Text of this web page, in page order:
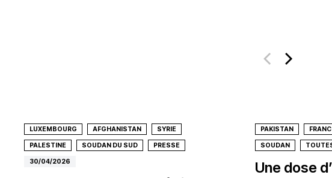
LUXEMBOURG AFGHANISTAN SYRIE
PALESTINE SOUDAN DU SUD PRESSE
30/04/2026
PAKISTAN
SOUDAN
Une dose